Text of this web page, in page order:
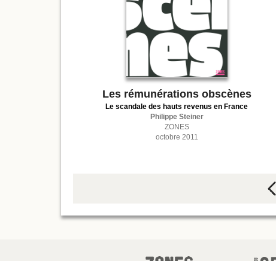
Les rémunérations obscènes
Le scandale des hauts revenus en France
Philippe Steiner
ZONES
octobre 2011